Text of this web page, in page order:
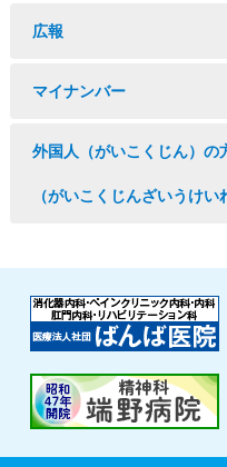
広報
マイナンバー
外国人（がいこくじん）の
（がいこくじんざいうけ